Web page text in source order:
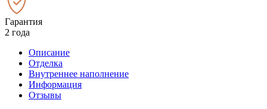
Гарантия
2 года
Описание
Отделка
Внутреннее наполнение
Информация
Отзывы